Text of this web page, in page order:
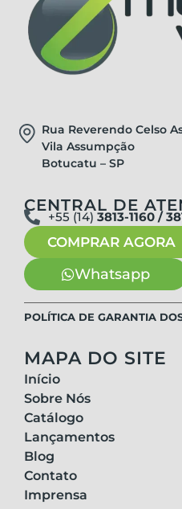
Rua Reverendo Celso
Vila Assumpção
Botucatu – SP
CENTRAL DE
+55 (14) 3813-1160 /
COMPRAR AGORA
Whatsapp
POLÍTICA DE GARANTIA
MAPA DO SITE
Início
Sobre Nós
Catálogo
Lançamentos
Blog
Contato
Imprensa